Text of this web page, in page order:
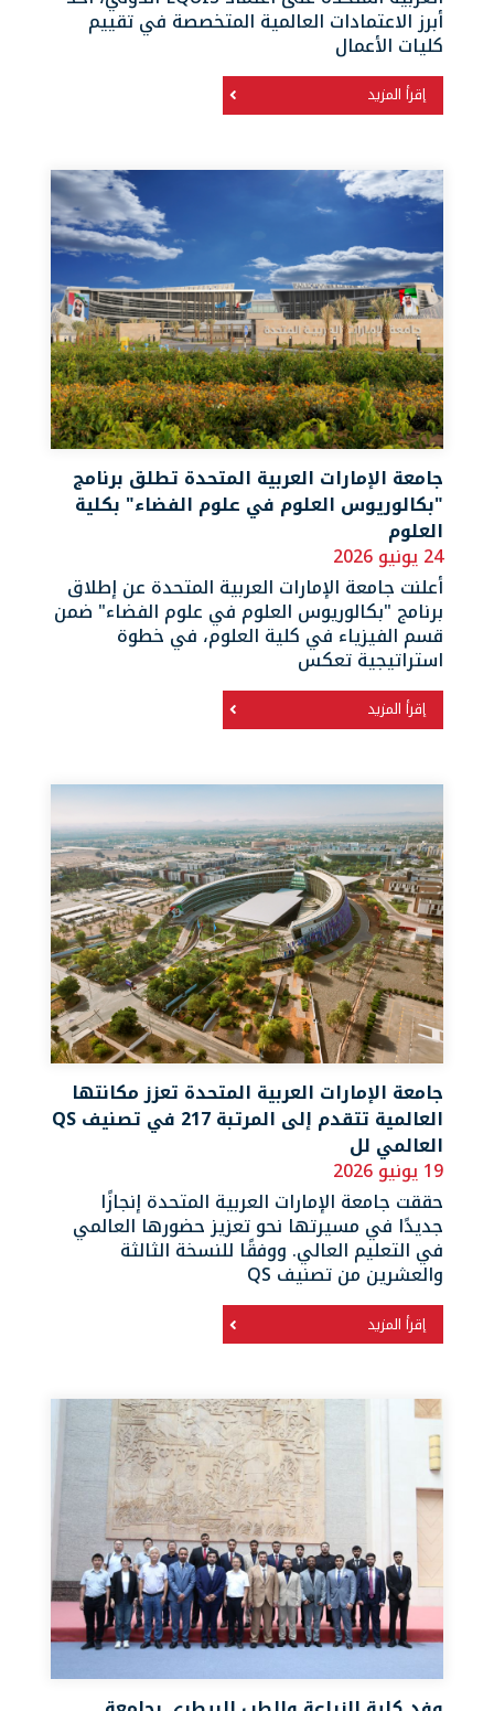
أبرز الاعتمادات العالمية المتخصصة في تقييم
كليات الأعمال
إقرأ المزيد
جامعة الإمارات العربية المتحدة تطلق برنامج
"بكالوريوس العلوم في علوم الفضاء" بكلية
العلوم
24 يونيو 2026
أعلنت جامعة الإمارات العربية المتحدة عن إطلاق
برنامج "بكالوريوس العلوم في علوم الفضاء" ضمن
قسم الفيزياء في كلية العلوم، في خطوة
استراتيجية تعكس
إقرأ المزيد
جامعة الإمارات العربية المتحدة تعزز مكانتها
العالمية تتقدم إلى المرتبة 217 في تصنيف QS
العالمي لل
19 يونيو 2026
حققت جامعة الإمارات العربية المتحدة إنجازًا
جديدًا في مسيرتها نحو تعزيز حضورها العالمي
في التعليم العالي. ووفقًا للنسخة الثالثة
والعشرين من تصنيف QS
إقرأ المزيد